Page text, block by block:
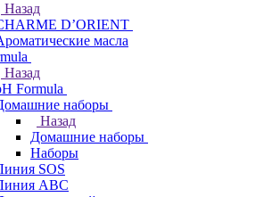
Назад
D’ORIENT
масла
Назад
Formula
наборы
Назад
Домашние наборы
Наборы
SOS
АВС